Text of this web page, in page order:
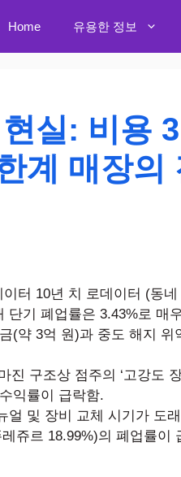
Home 유용한 정보
실: 비용
계 매장의
터 10년 치 로데이터 (동
단기 폐업률은 3.43%로 매
(약 3억 원)과 중도 해지 위
진 구조상 점주의 ‘고강도
익률이 급락함.
얼 및 장비 교체 시기가 도
쥬르 18.99%)의 폐업률이